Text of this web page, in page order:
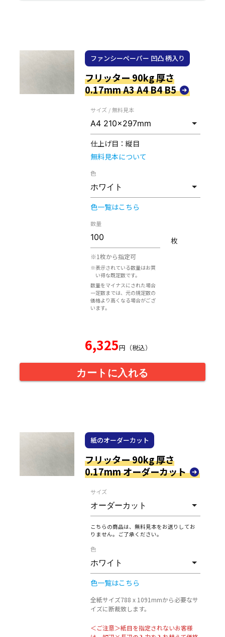
ファンシーペーパー 凹凸 柄入り
フリッター 90kg 厚さ
0.17mm A3 A4 B4 B5
サイズ / 無料見本
仕上げ目： 縦目
無料見本について
色
色一覧はこちら
数量
※1枚から指定可
※表示されている数量はお買
い得な既定数です。
数量をマイナスにされた場合
一定数までは、元の規定数の
価格より高くなる場合がござ
います。
枚
6,325円（税込）
カートに入れる
紙のオーダーカット
フリッター 90kg 厚さ
0.17mm オーダーカット
サイズ
こちらの商品は、無料見本をお送りしてお
りません。ご了承ください。
色
色一覧はこちら
全紙サイズ788 x 1091mmから必要なサ
イズに断裁致します。
＜ご注意＞紙目を指定されないお客様